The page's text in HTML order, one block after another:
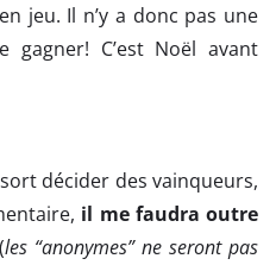
jeu. Il n’y a donc pas une
gagner! C’est Noël avant
décider des vainqueurs,
il me faudra outre
(les “anonymes” ne seront pas